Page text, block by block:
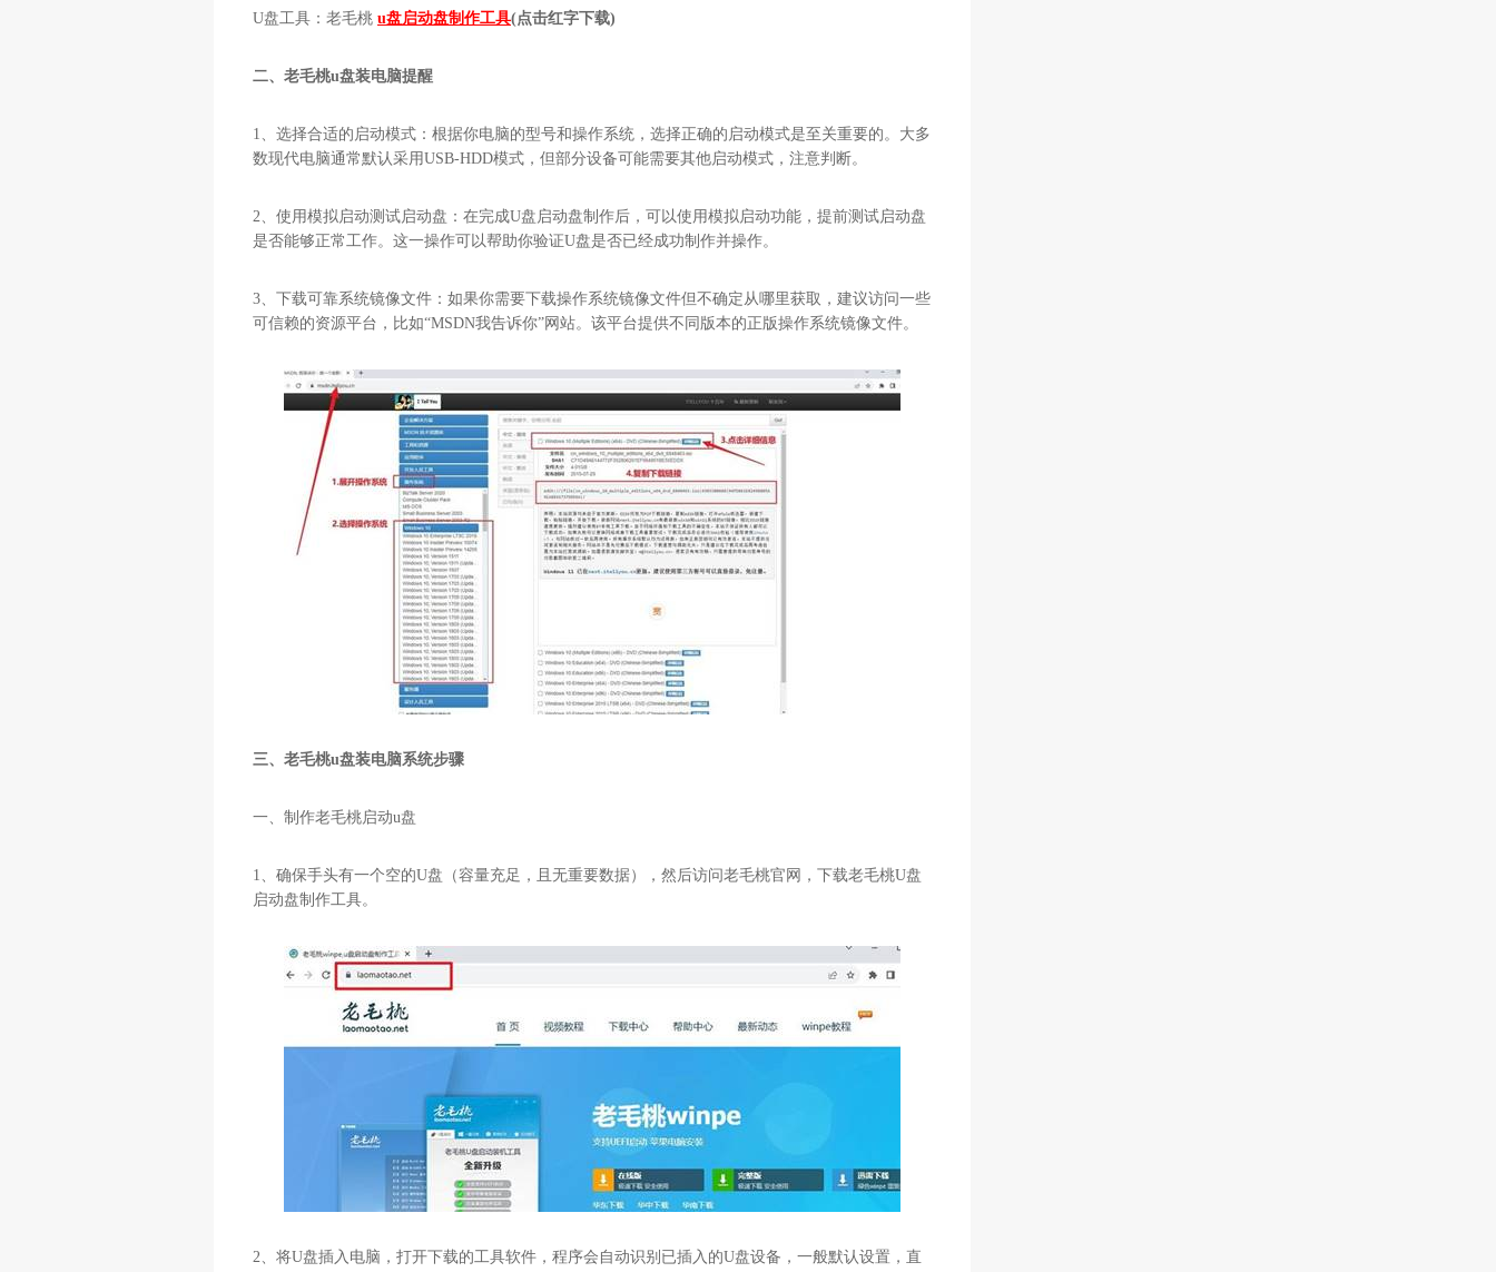
U盘工具：老毛桃 u盘启动盘制作工具(点击红字下载)
二、老毛桃u盘装电脑提醒
1、选择合适的启动模式：根据你电脑的型号和操作系统，选择正确的启动模式是至关重要的。大多
数现代电脑通常默认采用USB-HDD模式，但部分设备可能需要其他启动模式，注意判断。
2、使用模拟启动测试启动盘：在完成U盘启动盘制作后，可以使用模拟启动功能，提前测试启动盘
是否能够正常工作。这一操作可以帮助你验证U盘是否已经成功制作并操作。
3、下载可靠系统镜像文件：如果你需要下载操作系统镜像文件但不确定从哪里获取，建议访问一些
可信赖的资源平台，比如“MSDN我告诉你”网站。该平台提供不同版本的正版操作系统镜像文件。
三、老毛桃u盘装电脑系统步骤
一、制作老毛桃启动u盘
1、确保手头有一个空的U盘（容量充足，且无重要数据），然后访问老毛桃官网，下载老毛桃U盘
启动盘制作工具。
2、将U盘插入电脑，打开下载的工具软件，程序会自动识别已插入的U盘设备，一般默认设置，直